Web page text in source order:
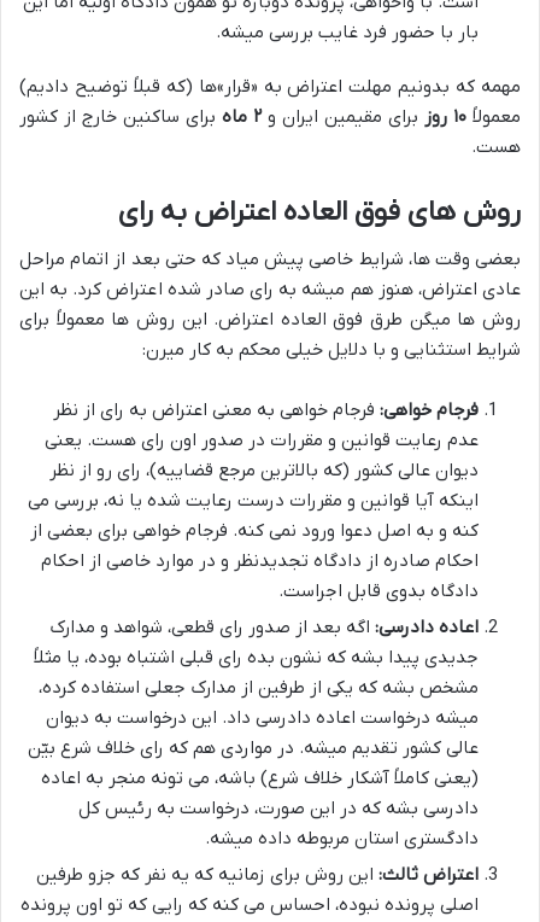
بار با حضور فرد غایب بررسی میشه.
مهمه که بدونیم مهلت اعتراض به «قرار»ها (که قبلاً توضیح دادیم)
معمولاً ۱۰ روز برای مقیمین ایران و۲ ماه
برای ساکنین خارج از کشور
هست.
روش های فوق العاده اعتراض به رای
بعضی وقت ها، شرایط خاصی پیش میاد که حتی بعد از اتمام مراحل
عادی اعتراض، هنوز هم میشه به رای صادر شده اعتراض کرد. به این
روش ها میگن طرق فوق العاده اعتراض. این روش ها معمولاً برای
شرایط استثنایی و با دلایل خیلی محکم به کار میرن:
فرجام خواهی: فرجام خواهی به معنی اعتراض به رای از نظر
عدم رعایت قوانین و مقررات در صدور اون رای هست. یعنی
دیوان عالی کشور (که بالاترین مرجع قضاییه)، رای رو از نظر
اینکه آیا قوانین و مقررات درست رعایت شده یا نه، بررسی می
کنه و به اصل دعوا ورود نمی کنه. فرجام خواهی برای بعضی از
احکام صادره از دادگاه تجدیدنظر و در موارد خاصی از احکام
دادگاه بدوی قابل اجراست.
اعاده دادرسی: اگه بعد از صدور رای قطعی، شواهد و مدارک
جدیدی پیدا بشه که نشون بده رای قبلی اشتباه بوده، یا مثلاً
مشخص بشه که یکی از طرفین از مدارک جعلی استفاده کرده،
میشه درخواست اعاده دادرسی داد. این درخواست به دیوان
عالی کشور تقدیم میشه. در مواردی هم که رای خلاف شرع بیّن
(یعنی کاملاً آشکار خلاف شرع) باشه، می تونه منجر به اعاده
دادرسی بشه که در این صورت، درخواست به رئیس کل
دادگستری استان مربوطه داده میشه.
اعتراض ثالث: این روش برای زمانیه که یه نفر که جزو طرفین
اصلی پرونده نبوده، احساس می کنه که رایی که تو اون پرونده